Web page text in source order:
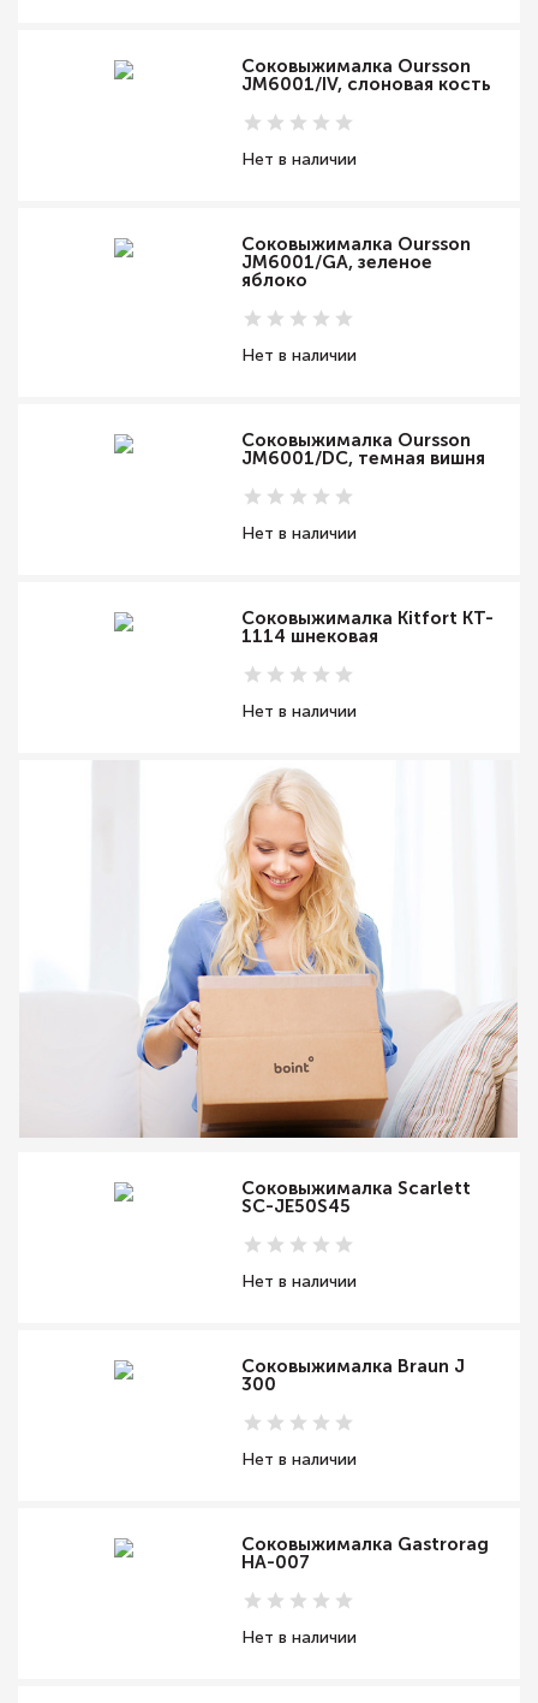
Соковыжималка Oursson
JM6001/IV, слоновая кость
Нет в наличии
Соковыжималка Oursson
JM6001/GA, зеленое
яблоко
Нет в наличии
Соковыжималка Oursson
JM6001/DC, темная вишня
Нет в наличии
Соковыжималка Kitfort KT-
1114 шнековая
Нет в наличии
Соковыжималка Scarlett
SC-JE50S45
Нет в наличии
Соковыжималка Braun J
300
Нет в наличии
Соковыжималка Gastrorag
HA-007
Нет в наличии